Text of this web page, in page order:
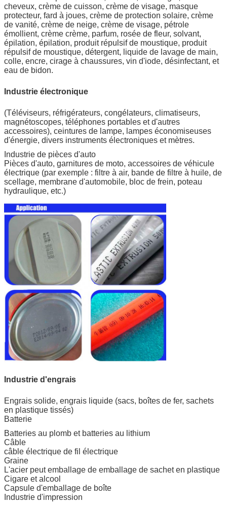
cheveux, crème de cuisson, crème de visage, masque
protecteur, fard à joues, crème de protection solaire, crème
de vanité, crème de neige, crème de visage, pétrole
émollient, crème crème, parfum, rosée de fleur, solvant,
épilation, épilation, produit répulsif de moustique, produit
répulsif de moustique, détergent, liquide de lavage de main,
colle, encre, cirage à chaussures, vin d'iode, désinfectant, et
eau de bidon.
Industrie électronique
(Téléviseurs, réfrigérateurs, congélateurs, climatiseurs,
magnétoscopes, téléphones portables et d'autres
accessoires), ceintures de lampe, lampes économiseuses
d'énergie, divers instruments électroniques et mètres.
Industrie de pièces d'auto
Pièces d'auto, garnitures de moto, accessoires de véhicule
électrique (par exemple : filtre à air, bande de filtre à huile, de
scellage, membrane d'automobile, bloc de frein, poteau
hydraulique, etc.)
Industrie d'engrais
Engrais solide, engrais liquide (sacs, boîtes de fer, sachets
en plastique tissés)
Batterie
Batteries au plomb et batteries au lithium
Câble
câble électrique de fil électrique
Graine
L'acier peut emballage de emballage de sachet en plastique
Cigare et alcool
Capsule d'emballage de boîte
Industrie d'impression